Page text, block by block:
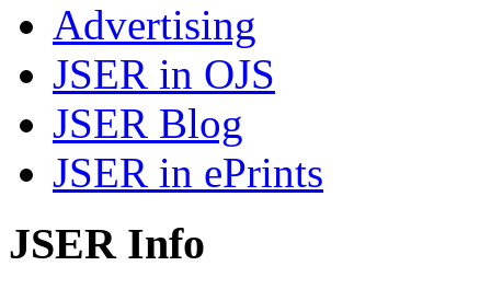
Advertising
JSER in OJS
JSER Blog
JSER in ePrints
JSER Info